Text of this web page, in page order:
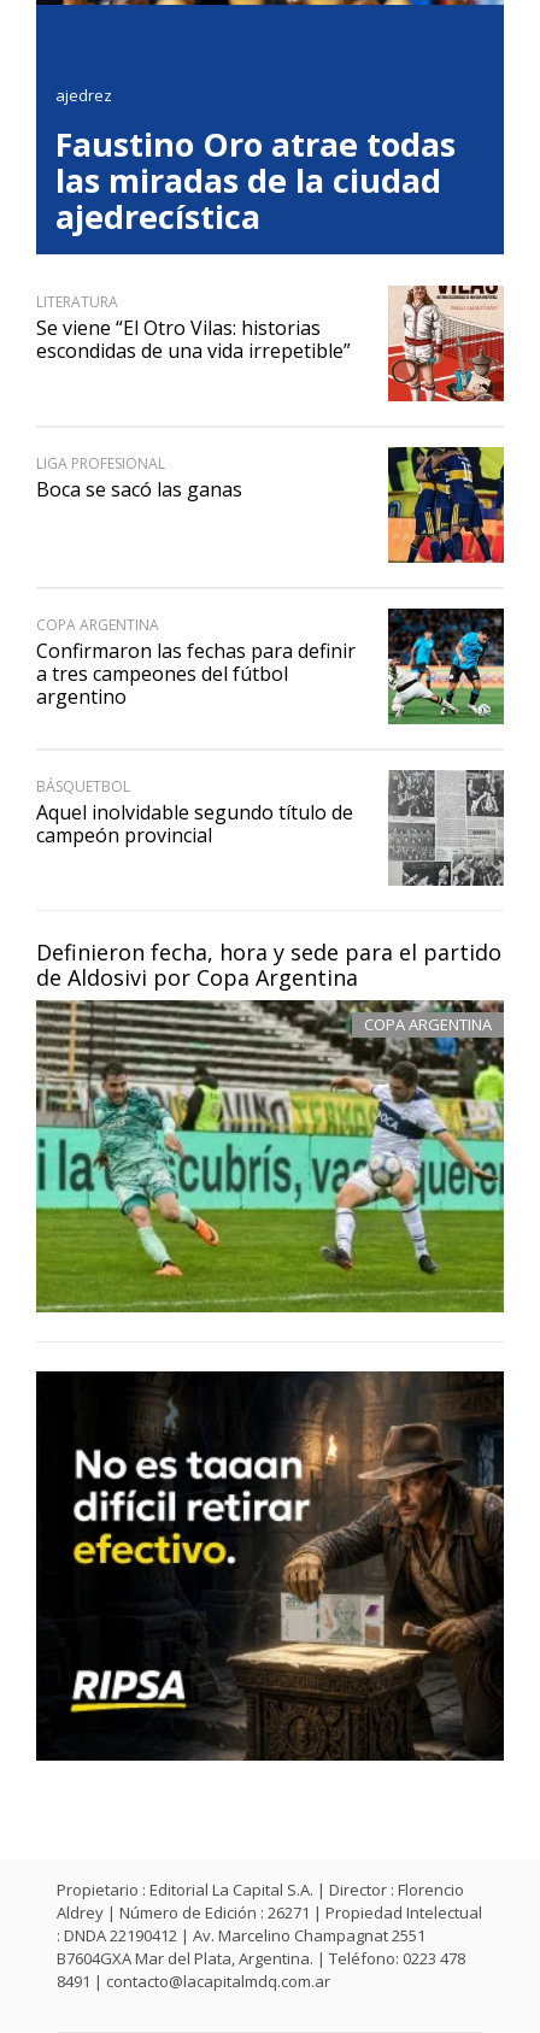
Definieron fecha, hora y sede para el partido
de Aldosivi por Copa Argentina
COPA ARGENTINA
ajedrez
Faustino Oro atrae todas
las miradas de la ciudad
ajedrecística
LITERATURA
Se viene “El Otro Vilas: historias
escondidas de una vida irrepetible”
LIGA PROFESIONAL
Boca se sacó las ganas
COPA ARGENTINA
Confirmaron las fechas para definir
a tres campeones del fútbol
argentino
BÁSQUETBOL
Aquel inolvidable segundo título de
campeón provincial
Propietario : Editorial La Capital S.A. | Director : Florencio
Aldrey | Número de Edición : 26271 | Propiedad Intelectual
: DNDA 22190412 | Av. Marcelino Champagnat 2551
B7604GXA Mar del Plata, Argentina. | Teléfono: 0223 478
8491 | contacto@lacapitalmdq.com.ar